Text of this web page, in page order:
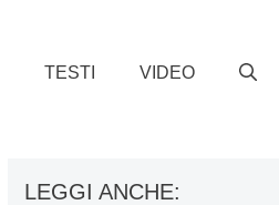
TESTI VIDEO
LEGGI ANCHE: